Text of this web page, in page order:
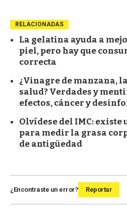
RELACIONADAS
La gelatina ayuda a
piel, pero hay que
correcta
¿Vinagre de manzana,
salud? Verdades y
efectos, cáncer y
Olvídese del IMC:
para medir la grasa
de antigüedad
¿Encontraste un error? Reportar